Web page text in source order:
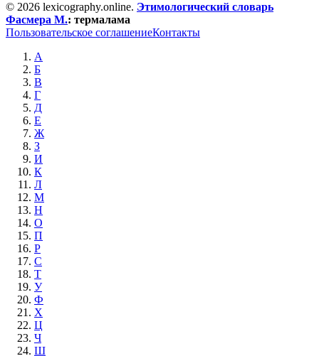
© 2026 lexicography.online. Этимологический словарь
Фасмера М.: термалама
Пользовательское соглашениеКонтакты
А
Б
В
Г
Д
Е
Ж
З
И
К
Л
М
Н
О
П
Р
С
Т
У
Ф
Х
Ц
Ч
Ш